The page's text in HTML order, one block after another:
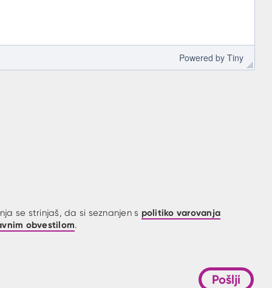
Powered by Tiny
se strinjaš, da si seznanjen s politiko varovanja
obvestilom.
Pošlji